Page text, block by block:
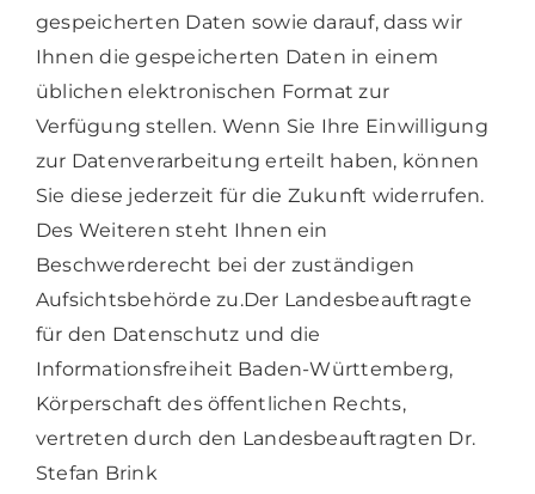
gespeicherten Daten sowie darauf, dass wir
Ihnen die gespeicherten Daten in einem
üblichen elektronischen Format zur
Verfügung stellen. Wenn Sie Ihre Einwilligung
zur Datenverarbeitung erteilt haben, können
Sie diese jederzeit für die Zukunft widerrufen.
Des Weiteren steht Ihnen ein
Beschwerderecht bei der zuständigen
Aufsichtsbehörde zu.Der Landesbeauftragte
für den Datenschutz und die
Informationsfreiheit Baden-Württemberg,
Körperschaft des öffentlichen Rechts,
vertreten durch den Landesbeauftragten Dr.
Stefan Brink